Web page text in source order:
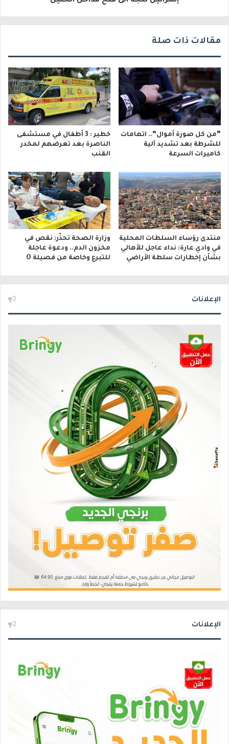
مقالات ذات صلة
“من كل صورة أموال”.. اتهامات
للشرطة بعد تشديد آلية
كاميرات السرعة
خطير : 3 أطفال في مستشفى
الناصرة بعد تعرضهم لمخدر
القنب
منتدى رؤساء السلطات المحلية
في وادي عارة: نداء عاجل للأهالي
بشأن إخطارات سلطة الأراضي
وزارة الصحة تحذّر: نقص في
مخزون الدم.. ودعوة عاجلة
للتبرع وخاصة من فصيلة O
الإعلانات
الإعلانات